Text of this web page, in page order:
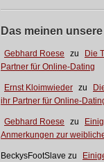
Das meinen
Gebhard Roese zu
Die
Partner für Online-Dating
Ernst Kloimwieder zu
ihr Partner für Online-
Gebhard Roese zu
Anmerkungen zur
BeckysFootSlave zu